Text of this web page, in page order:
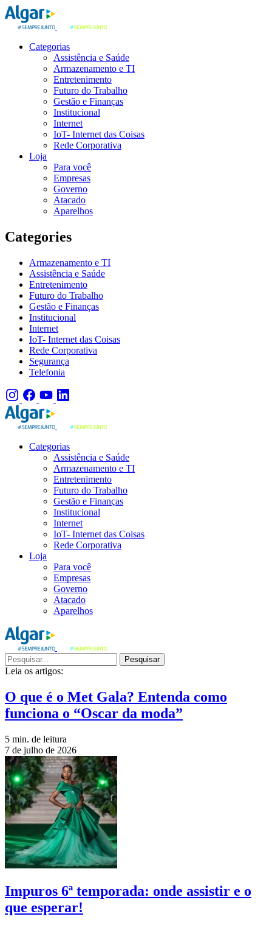
Categorias
Assistência e Saúde
Armazenamento e TI
Entretenimento
Futuro do Trabalho
Gestão e Finanças
Institucional
Internet
IoT- Internet das Coisas
Rede Corporativa
Loja
Para você
Empresas
Governo
Atacado
Aparelhos
Categories
Armazenamento e TI
Assistência e Saúde
Entretenimento
Futuro do Trabalho
Gestão e Finanças
Institucional
Internet
IoT- Internet das Coisas
Rede Corporativa
Segurança
Telefonia
Categorias
Assistência e Saúde
Armazenamento e TI
Entretenimento
Futuro do Trabalho
Gestão e Finanças
Institucional
Internet
IoT- Internet das Coisas
Rede Corporativa
Loja
Para você
Empresas
Governo
Atacado
Aparelhos
Pesquisar
Leia os artigos:
O que é o Met Gala? Entenda como
funciona o “Oscar da moda”
5 min. de leitura
7 de julho de 2026
Impuros 6ª temporada: onde assistir e o
que esperar!